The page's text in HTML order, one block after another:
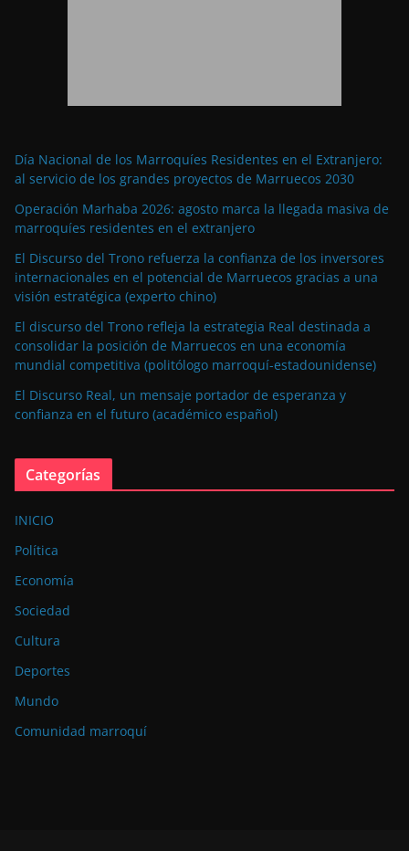
Día Nacional de los Marroquíes Residentes en el Extranjero:
al servicio de los grandes proyectos de Marruecos 2030
Operación Marhaba 2026: agosto marca la llegada masiva de
marroquíes residentes en el extranjero
El Discurso del Trono refuerza la confianza de los inversores
internacionales en el potencial de Marruecos gracias a una
visión estratégica (experto chino)
El discurso del Trono refleja la estrategia Real destinada a
consolidar la posición de Marruecos en una economía
mundial competitiva (politólogo marroquí-estadounidense)
El Discurso Real, un mensaje portador de esperanza y
confianza en el futuro (académico español)
Categorías
INICIO
Política
Economía
Sociedad
Cultura
Deportes
Mundo
Comunidad marroquí